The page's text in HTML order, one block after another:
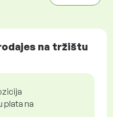
na tržištu
plata na